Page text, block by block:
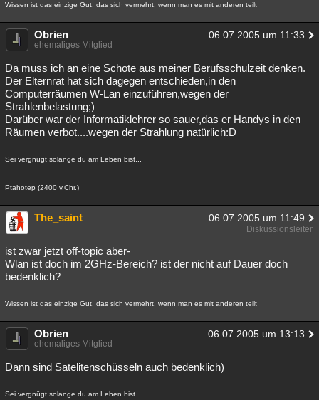
Astronomie Helpdesk Gruppen Gaming Filme
Musik Clash Verbesserungen
Übersichten
Besucht Teilgenommen Alle Neue Geschlossen
Lesenswert Schlüsselwörter
Wissen ist das einzige Gut, das sich vermehrt, wenn man es mit anderen teilt
Obrien 06.07.2005 um 11:33
ehemaliges Mitglied
Da muss ich an eine Schote aus meiner Berufsschulzeit denken.
Der Elternrat hat sich dagegen entschieden,in den
Computerräumen W-Lan einzuführen,wegen der
Strahlenbelastung;)
Darüber war der Informatiklehrer so sauer,das er Handys in den
Räumen verbot....wegen der Strahlung natürlich:D
Sei vergnügt solange du am Leben bist...
Ptahotep (2400 v.Chr.)
The_saint 06.07.2005 um 11:49
Diskussionsleiter
ist zwar jetzt off-topic aber-
Wlan ist doch im 2GHz-Bereich? ist der nicht auf Dauer doch
bedenklich?
Wissen ist das einzige Gut, das sich vermehrt, wenn man es mit anderen teilt
Obrien 06.07.2005 um 13:13
ehemaliges Mitglied
Dann sind Satelitenschüsseln auch bedenklich)
Sei vergnügt solange du am Leben bist...